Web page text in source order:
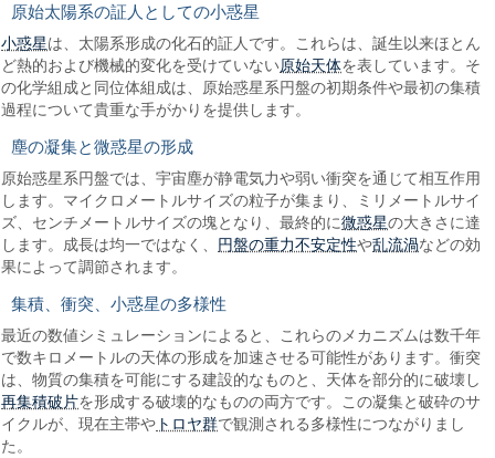
原始太陽系の証人としての小惑星
小惑星は、太陽系形成の化石的証人です。これらは、誕生以来ほとん
ど熱的および機械的変化を受けていない原始天体を表しています。そ
の化学組成と同位体組成は、原始惑星系円盤の初期条件や最初の集積
過程について貴重な手がかりを提供します。
塵の凝集と微惑星の形成
原始惑星系円盤では、宇宙塵が静電気力や弱い衝突を通じて相互作用
します。マイクロメートルサイズの粒子が集まり、ミリメートルサイ
ズ、センチメートルサイズの塊となり、最終的に微惑星の大きさに達
します。成長は均一ではなく、 円盤の重力不安定性や乱流渦などの効
果によって調節されます。
集積、衝突、小惑星の多様性
最近の数値シミュレーションによると、これらのメカニズムは数千年
で数キロメートルの天体の形成を加速させる可能性があります。衝突
は、物質の集積を可能にする建設的なものと、天体を部分的に破壊し
再集積破片を形成する破壊的なものの両方です。この凝集と破砕のサ
イクルが、現在主帯や トロヤ群で観測される多様性につながりまし
た。